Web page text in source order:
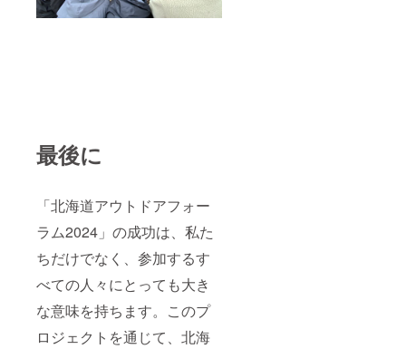
最後に
「北海道アウトドアフォー
ラム2024」の成功は、私た
ちだけでなく、参加するす
べての人々にとっても大き
な意味を持ちます。このプ
ロジェクトを通じて、北海